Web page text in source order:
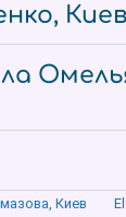
Киев